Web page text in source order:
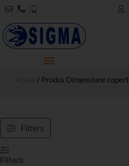
/ Produs Dimensiune
Filters
Filters